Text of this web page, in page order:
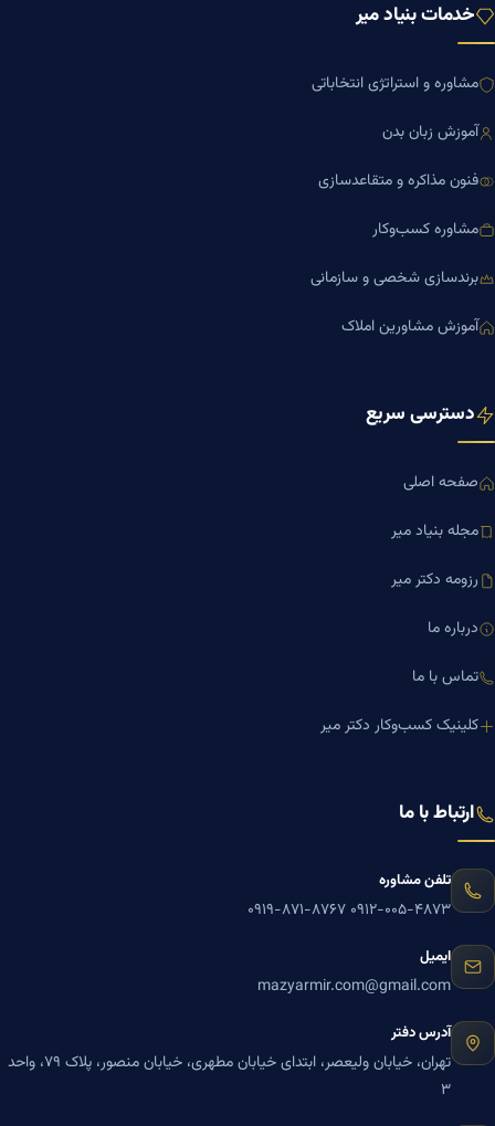
خدمات بنیاد میر
مشاوره و استراتژی انتخاباتی
آموزش زبان بدن
فنون مذاکره و متقاعدسازی
مشاوره کسب‌وکار
برندسازی شخصی و سازمانی
آموزش مشاورین املاک
دسترسی سریع
صفحه اصلی
مجله بنیاد میر
رزومه دکتر میر
درباره ما
تماس با ما
کلینیک کسب‌وکار دکتر میر
ارتباط با ما
تلفن مشاوره
۰۹۱۲-۰۰۵-۴۸۷۳ ۰۹۱۹-۸۷۱-۸۷۶۷
ایمیل
mazyarmir.com@gmail.com
آدرس دفتر
تهران، خیابان ولیعصر، ابتدای خیابان مطهری، خیابان منصور، پلاک ۷۹، واحد
۳